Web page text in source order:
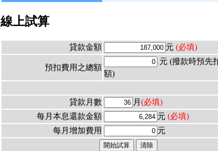
線上試算
貸款金額 元 (必填)
預扣費用之總額
元 (撥款時預先
額)
貸款月數 月 (必填)
每月本息還款金額
元 (必填)
每月增加費用
元